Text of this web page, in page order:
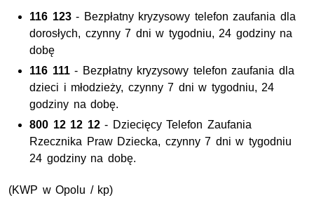
116 123- Bezpłatny kryzysowy telefon zaufania dla
dorosłych, czynny 7 dni w tygodniu, 24 godziny na
dobę
116 111- Bezpłatny kryzysowy telefon zaufania dla
dzieci i młodzieży, czynny 7 dni w tygodniu, 24
godziny na dobę.
800 12 12 12- Dziecięcy Telefon Zaufania
Rzecznika Praw Dziecka, czynny 7 dni w tygodniu
24 godziny na dobę.
(KWP w Opolu / kp)